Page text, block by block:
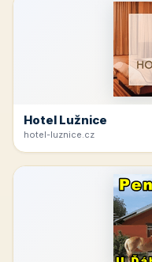
Hotel Lužnice
hotel-luznice.cz